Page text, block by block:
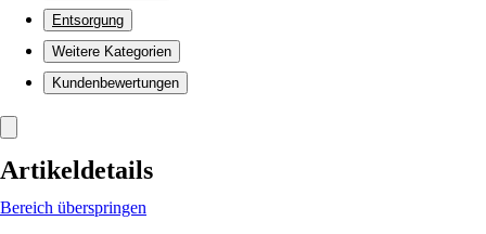
Entsorgung
Weitere Kategorien
Kundenbewertungen
Artikeldetails
Bereich überspringen